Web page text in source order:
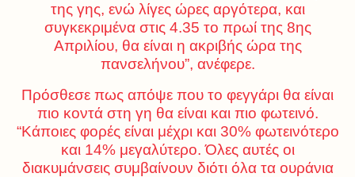
της γης, ενώ λίγες ώρες αργότερα, και
συγκεκριμένα στις 4.35 το πρωί της 8ης
Απριλίου, θα είναι η ακριβής ώρα της
πανσελήνου”, ανέφερε.
Πρόσθεσε πως απόψε που το φεγγάρι θα είναι
πιο κοντά στη γη θα είναι και πιο φωτεινό.
“Κάποιες φορές είναι μέχρι και 30% φωτεινότερο
και 14% μεγαλύτερο. Όλες αυτές οι
διακυμάνσεις συμβαίνουν διότι όλα τα ουράνια